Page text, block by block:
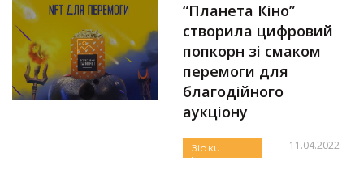
Зірки
Новини
“Планета Кіно”
створила цифровий
попкорн зі смаком
перемоги для
благодійного
аукціону
11.04.2022